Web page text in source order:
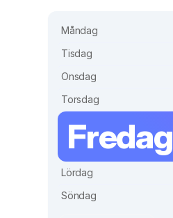
Måndag
Tisdag
Onsdag
Torsdag
Fredag
Lördag
Söndag